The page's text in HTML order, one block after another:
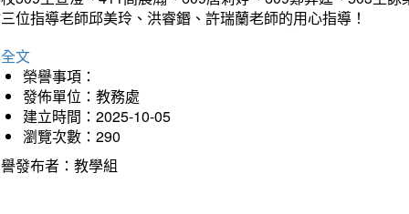
位指導老師邱美玲、洪睿鍲、許瑞蘭老師的用心指導！
文
榮譽事項：
發佈單位：教務處
建立時間：2025-10-05
瀏覽次數：290
發布者：教學組